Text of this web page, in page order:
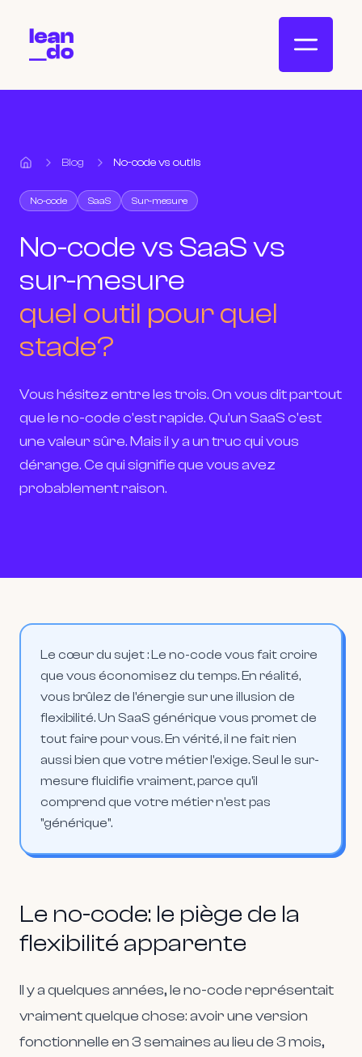
Accueil
Blog No-code vs outils
No-code SaaS Sur-mesure
No-code vs SaaS vs
sur-mesure
quel outil pour quel
stade?
Vous hésitez entre les trois. On vous dit partout
que le no-code c'est rapide. Qu'un SaaS c'est
une valeur sûre. Mais il y a un truc qui vous
dérange. Ce qui signifie que vous avez
probablement raison.
Le cœur du sujet :Le no-code vous fait croire
que vous économisez du temps. En réalité,
vous brûlez de l'énergie sur une illusion de
flexibilité. Un SaaS générique vous promet de
tout faire pour vous. En vérité, il ne fait rien
aussi bien que votre métier l'exige. Seul le sur-
mesure fluidifie vraiment, parce qu'il
comprend que votre métier n'est pas
"générique".
Le no-code: le piège de la
flexibilité apparente
Il y a quelques années, le no-code représentait
vraiment quelque chose: avoir une version
fonctionnelle en 3 semaines au lieu de 3 mois,